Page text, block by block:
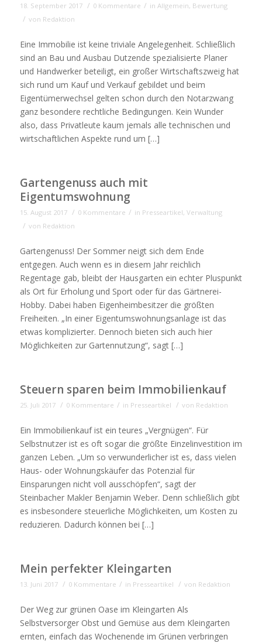
18. September 2017 / 0 Kommentare / in Allgemein, Bewertung
/ von Redaktion
Eine Immobilie ist keine triviale Angelegenheit. Schließlich
sind an Bau und Ausbau Dutzende spezialisierte Planer
und Handwerker beteiligt, ein großer Wirtschaftszweig hat
sich rund um Kauf und Verkauf gebildet und beim
Eigentümerwechsel gelten schon durch den Notarzwang
ganz besondere rechtliche Bedingungen. Kein Wunder
also, dass Privatleute kaum jemals alle technischen und
wirtschaftlichen Aspekte rund um […]
Gartengenuss auch mit
Eigentumswohnung
15. August 2017 / 0 Kommentare / in Presseartikel, Verwaltung
/ von Redaktion
Gartengenuss! Der Sommer neigt sich dem Ende
entgegen. Auch wenn es in diesem Jahr reichlich
Regentage gab, bleibt der Hausgarten ein echter Pluspunkt
als Ort für Erholung und Sport oder für das Gärtnerei-
Hobby. Dabei haben Eigenheimbesitzer die größten
Freiheiten. „In einer Eigentumswohnungsanlage ist das
etwas komplizierter. Dennoch bieten sich auch hier
Möglichkeiten zur Gartennutzung“, sagt […]
Steuern sparen beim Immobilienkauf
25. Juli 2017 / 0 Kommentare / in Presseartikel / von Redaktion
Ein Immobilienkauf ist ein teures „Vergnügen“. Für
Selbstnutzer ist es oft sogar die größte Einzelinvestition im
ganzen Leben. „Um so verwunderlicher ist es, dass vielen
Haus- oder Wohnungskäufer das Potenzial für
Einsparungen nicht voll ausschöpfen“, sagt der
Steinbacher Makler Benjamin Weber. Denn schließlich gibt
es insbesondere steuerliche Möglichkeiten, um Kosten zu
reduzieren. Dadurch können bei […]
Mein perfekter Kleingarten
13. Juni 2017 / 0 Kommentare / in Presseartikel / von Redaktion
Der Weg zur grünen Oase im Kleingarten Als
Selbstversorger Obst und Gemüse aus dem Kleingarten
ernten, einfach das Wochenende im Grünen verbringen